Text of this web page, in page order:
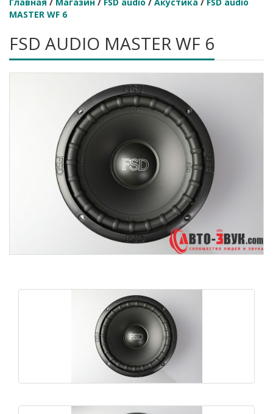
MASTER WF 6
FSD AUDIO MASTER WF 6